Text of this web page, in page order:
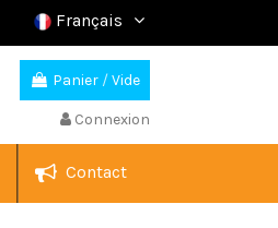
Français
Panier /Vide
Connexion
Contact